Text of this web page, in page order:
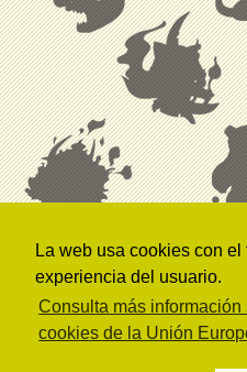
La web usa cookies con
experiencia del usuario.
Consulta más información
cookies de la Unión